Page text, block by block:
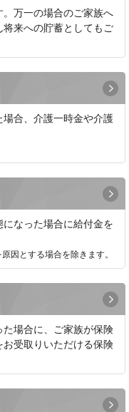
万一の場合のご家族へ
来への貯蓄としてもご
合、介護一時金や介護
なった場合に給付金を
因とする場合を除きます。
場合に、ご家族が保険
受取りいただける保険